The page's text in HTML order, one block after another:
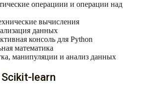
операциии и операции над
вычисления
данных
консоль для Python
математика
манипуляции и анализ данных
learn